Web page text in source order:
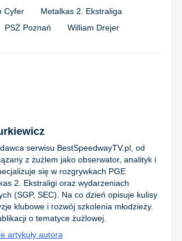
Cyfer
Metalkas 2. Ekstraliga
PSŻ Poznań
William Drejer
serwisu BestSpeedwayTV.pl, od
z żużlem jako obserwator, analityk i
się w rozgrywkach PGE
2. Ekstraligi oraz wydarzeniach
(SGP, SEC). Na co dzień opisuje kulisy
klubowe i rozwój szkolenia młodzieży.
o tematyce żużlowej.
artykuły autora